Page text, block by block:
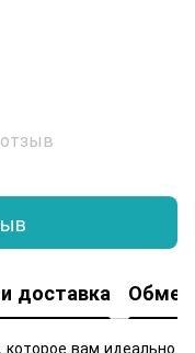
доставка Обмен
вам идеально